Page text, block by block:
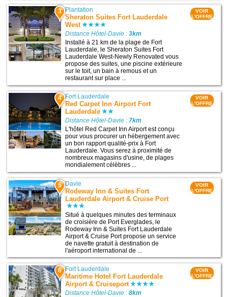
3 Plantation
Sheraton Suites Fort Lauderdale
West
Distance Hôtel-Davie :3km
Installé à 21 km de la plage de Fort
Lauderdale, le Sheraton Suites Fort
Lauderdale West-Newly Renovated vous
propose des suites, une piscine extérieure
sur le toit, un bain à remous et un
restaurant sur place ...
VOIR
L'OFFRE
4 Fort Lauderdale
Red Carpet Inn Airport Fort
Lauderdale
Distance Hôtel-Davie : 7km
L'hôtel Red Carpet Inn Airport est conçu
pour vous procurer un hébergement avec
un bon rapport qualité-prix à Fort
Lauderdale. Vous serez à proximité de
nombreux magasins d'usine, de plages
mondialement célèbres ...
VOIR
L'OFFRE
5 Davie
Rodeway Inn & Suites Fort
Lauderdale Airport & Cruise Port
Situé à quelques minutes des terminaux
de croisière de Port Everglades, le
Rodeway Inn & Suites Fort Lauderdale
Airport & Cruise Port propose un service
de navette gratuit à destination de
l'aéroport international de ...
VOIR
L'OFFRE
6 Fort Lauderdale
Maritime Hotel Fort Lauderdale
Airport & Cruiseport
Distance Hôtel-Davie :8km
VOIR
L'OFFRE